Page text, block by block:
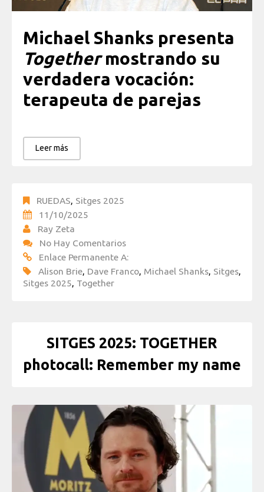
Michael Shanks presenta
Togethermostrando su
verdadera vocación:
terapeuta de parejas
Leer más
RUEDAS, Sitges 2025
11/10/2025
Ray Zeta
No Hay Comentarios
Enlace Permanente A:
Alison Brie, Dave Franco, Michael Shanks, Sitges,
Sitges 2025, Together
SITGES 2025: TOGETHER
photocall: Remember my name